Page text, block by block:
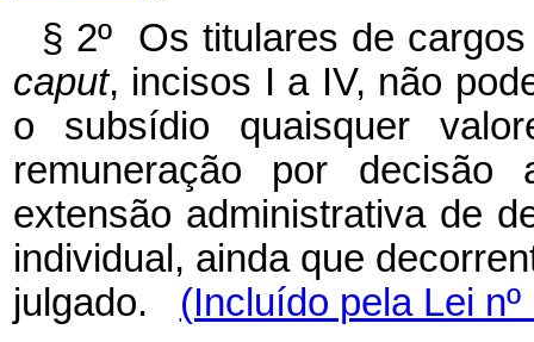
§ 2º Os titulares de
caput, incisos I a IV, não
o subsídio quaisquer
remuneração por
extensão administrativa de
individual, ainda que
julgado. (Incluído pela Lei